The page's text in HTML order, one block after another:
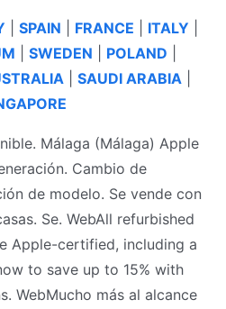
SPAIN FRANCE ITALY
SWEDEN POLAND
SAUDI ARABIA
Málaga (Málaga) Apple
Cambio de
de modelo. Se vende con
Se. WebAll refurbished
Apple-certified, including a
to save up to 15% with
WebMucho más al alcance